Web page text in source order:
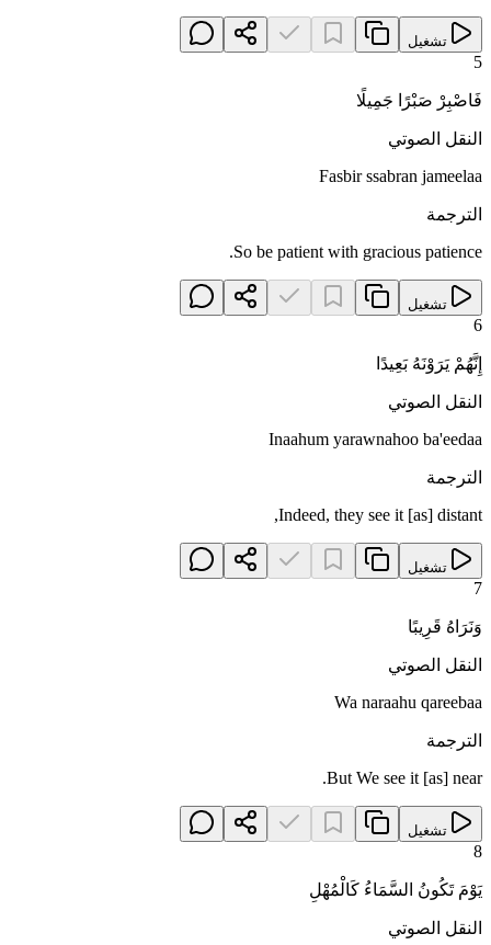
تشغيل
5
فَاصْبِرْ صَبْرًا جَمِيلًا
النقل الصوتي
Fasbir ssabran jameelaa
الترجمة
So be patient with gracious patience.
تشغيل
6
إِنَّهُمْ يَرَوْنَهُ بَعِيدًا
النقل الصوتي
Inaahum yarawnahoo ba'eedaa
الترجمة
Indeed, they see it [as] distant,
تشغيل
7
وَنَرَاهُ قَرِيبًا
النقل الصوتي
Wa naraahu qareebaa
الترجمة
But We see it [as] near.
تشغيل
8
يَوْمَ تَكُونُ السَّمَاءُ كَالْمُهْلِ
النقل الصوتي